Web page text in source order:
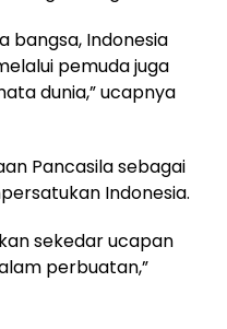
bangsa, Indonesia
pemuda juga
dunia,” ucapnya
Pancasila sebagai
Indonesia.
sekedar ucapan
perbuatan,”